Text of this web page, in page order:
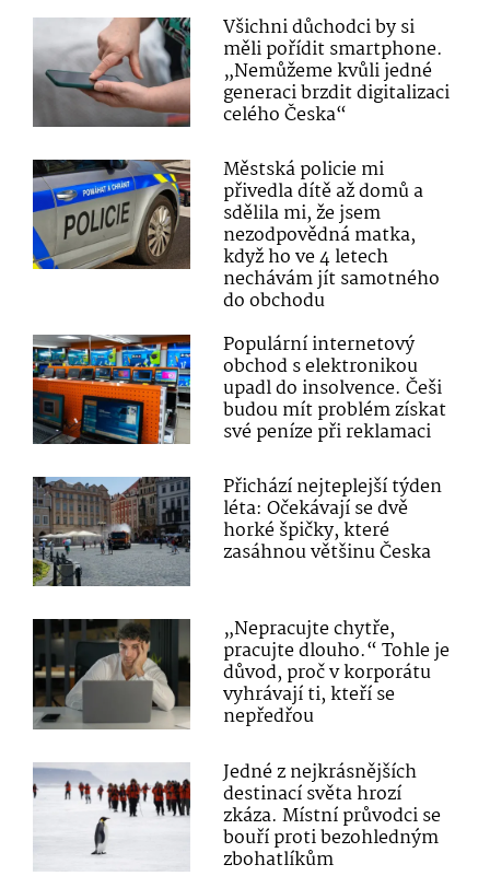
Všichni důchodci by si
měli pořídit smartphone.
„Nemůžeme kvůli jedné
generaci brzdit digitalizaci
celého Česka“
Městská policie mi
přivedla dítě až domů a
sdělila mi, že jsem
nezodpovědná matka,
když ho ve 4 letech
nechávám jít samotného
do obchodu
Populární internetový
obchod s elektronikou
upadl do insolvence. Češi
budou mít problém získat
své peníze při reklamaci
Přichází nejteplejší týden
léta: Očekávají se dvě
horké špičky, které
zasáhnou většinu Česka
„Nepracujte chytře,
pracujte dlouho.“ Tohle je
důvod, proč v korporátu
vyhrávají ti, kteří se
nepředřou
Jedné z nejkrásnějších
destinací světa hrozí
zkáza. Místní průvodci se
bouří proti bezohledným
zbohatlíkům